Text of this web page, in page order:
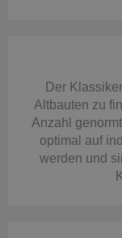
Der
Altbauten zu
Anzahl
optimal auf
werden und